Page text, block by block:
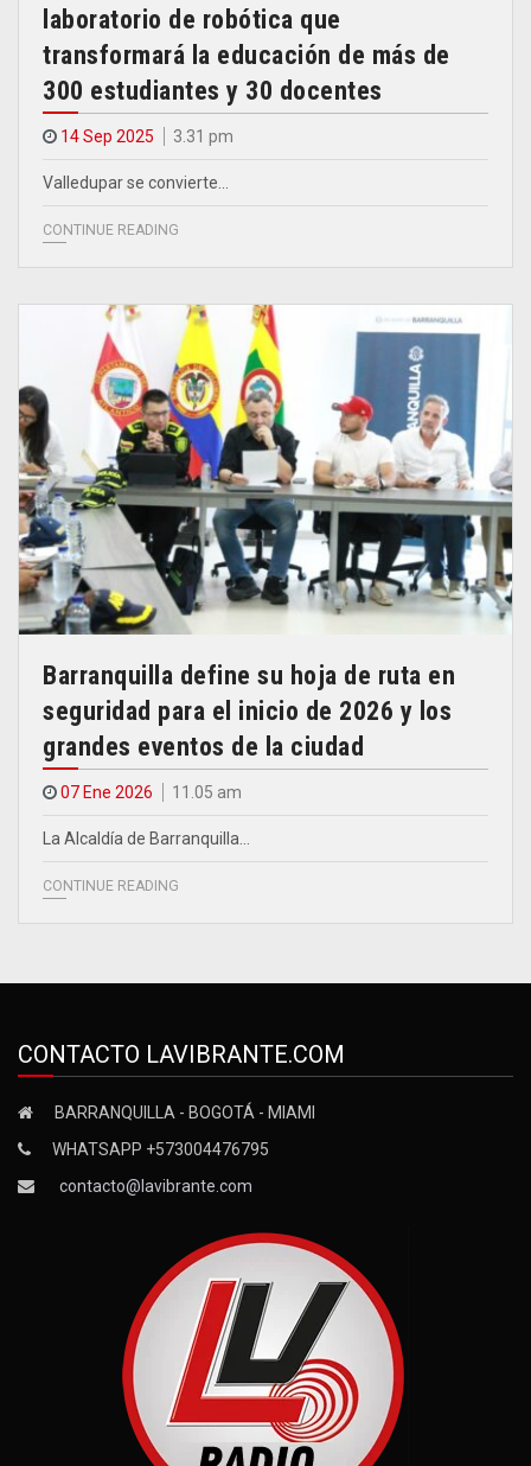
laboratorio de robótica que
transformará la educación de más de
300 estudiantes y 30 docentes
14 Sep 2025 3.31 pm
Valledupar se convierte…
CONTINUE READING
Barranquilla define su hoja de ruta en
seguridad para el inicio de 2026 y los
grandes eventos de la ciudad
07 Ene 2026 11.05 am
La Alcaldía de Barranquilla…
CONTINUE READING
CONTACTO LAVIBRANTE.COM
BARRANQUILLA - BOGOTÁ - MIAMI
WHATSAPP +573004476795
contacto@lavibrante.com